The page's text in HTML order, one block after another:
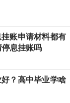
挂账申请材料都有
息挂账吗
？高中毕业学啥